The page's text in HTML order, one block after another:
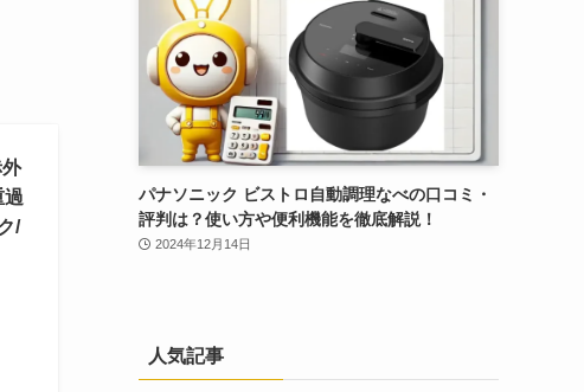
過
/
パナソニック ビストロ自動調理なべの口コミ・
評判は？使い方や便利機能を徹底解説！
2024年12月14日
人気記事